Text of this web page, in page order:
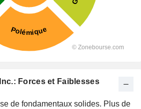
Forces et Faiblesses
de fondamentaux solides. Plus de